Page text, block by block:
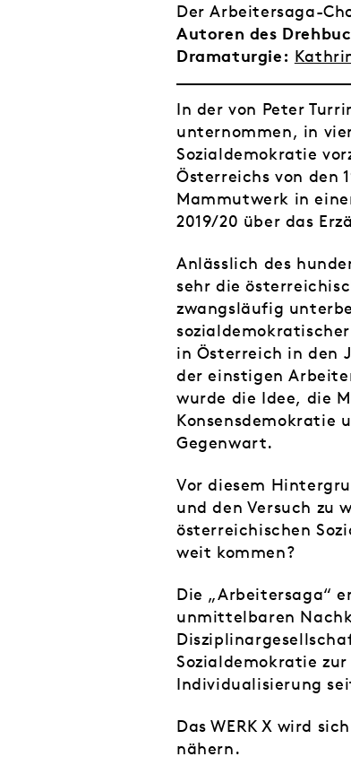
Der Arbeitersaga-
Autoren des
Dramaturgie:
In der von Peter
unternommen, in
Sozialdemokratie
Österreichs von den
Mammutwerk in
2019/20 über das
Anlässlich des
sehr die
zwangsläufig
in Österreich in den
der einstigen
wurde die Idee, die
Konsensdemokratie
Gegenwart.
Vor diesem
und den Versuch zu
österreichischen
weit kommen?
Die „Arbeitersaga“
unmittelbaren
Sozialdemokratie
Individualisierung
Das WERK X wird
nähern.